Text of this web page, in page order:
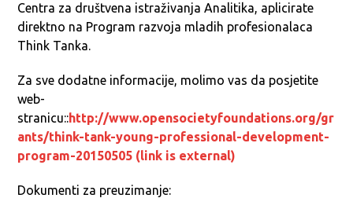
Centra za društvena istraživanja Analitika, aplicirate
direktno na Program razvoja mladih profesionalaca
Think Tanka.
Za sve dodatne informacije, molimo vas da posjetite
web-
stranicu::http://www.opensocietyfoundations.org/gr
ants/think-tank-young-professional-development-
program-20150505 (link is external)
Dokumenti za preuzimanje: